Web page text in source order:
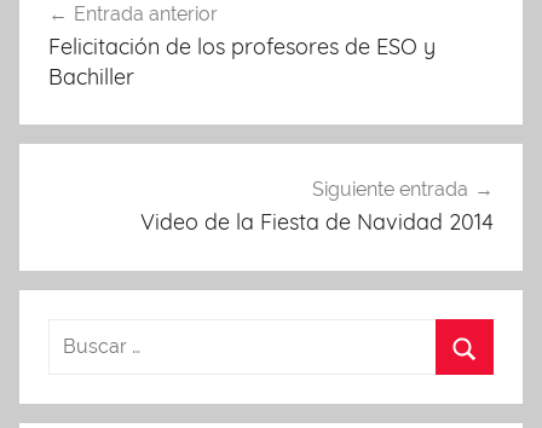
de
entradas
Entrada anterior
Felicitación de los profesores de ESO y
Bachiller
Siguiente entrada
Video de la Fiesta de Navidad 2014